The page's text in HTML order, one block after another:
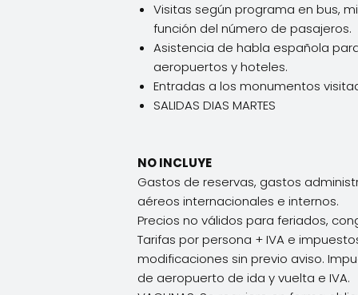
Visitas según programa en bus,
función del número de pasajeros.
Asistencia de habla española
aeropuertos y hoteles.
Entradas a los monumentos
SALIDAS DIAS MARTES
NO INCLUYE
Gastos de reservas, gastos
aéreos internacionales e internos.
Precios no válidos para feriados,
Tarifas por persona + IVA e
modificaciones sin previo aviso.
de aeropuerto de ida y vuelta e IVA.